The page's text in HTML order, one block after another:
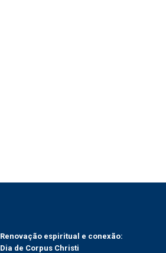
Renovação espiritual e conexão:
Dia de Corpus Christi